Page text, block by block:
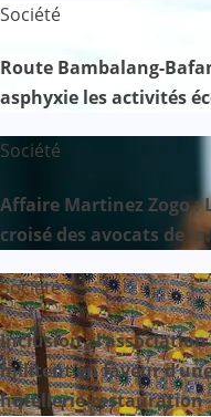
Société
Route Bambalang-
asphyxie les activités
Société
Affaire Martinez Zogo :
croisé des avocats de la
Société
Inclusion :
militent en faveur
hôtellerie-restauration